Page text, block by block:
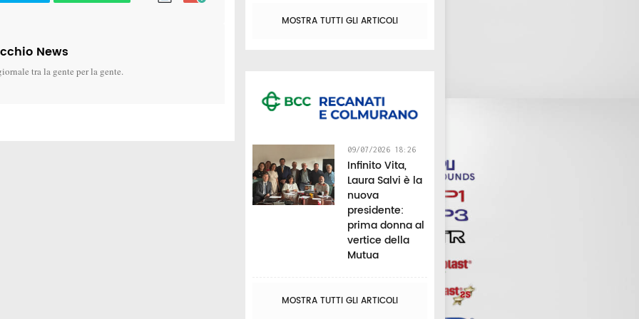
News
tra la gente per la gente.
MOSTRA TUTTI GLI ARTICOLI
09/07/2026 18:26
Infinito Vita,
Laura Salvi è la
nuova
presidente:
prima donna al
vertice della
Mutua
MOSTRA TUTTI GLI ARTICOLI